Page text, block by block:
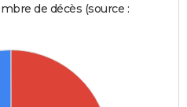
de décès (source :